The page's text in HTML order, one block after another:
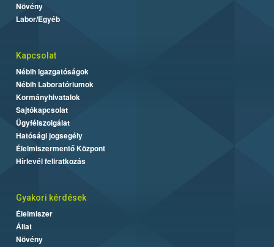
Növény
Labor/Egyéb
Kapcsolat
Nébih Igazgatóságok
Nébih Laboratóriumok
Kormányhivatalok
Sajtókapcsolat
Ügyfélszolgálat
Hatósági jogsegély
Élelmiszermentő Központ
Hírlevél feliratkozás
Gyakori kérdések
Élelmiszer
Állat
Növény